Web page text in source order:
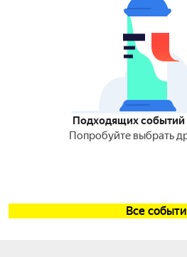
Подходящих событий
Попробуйте выбрать
Все